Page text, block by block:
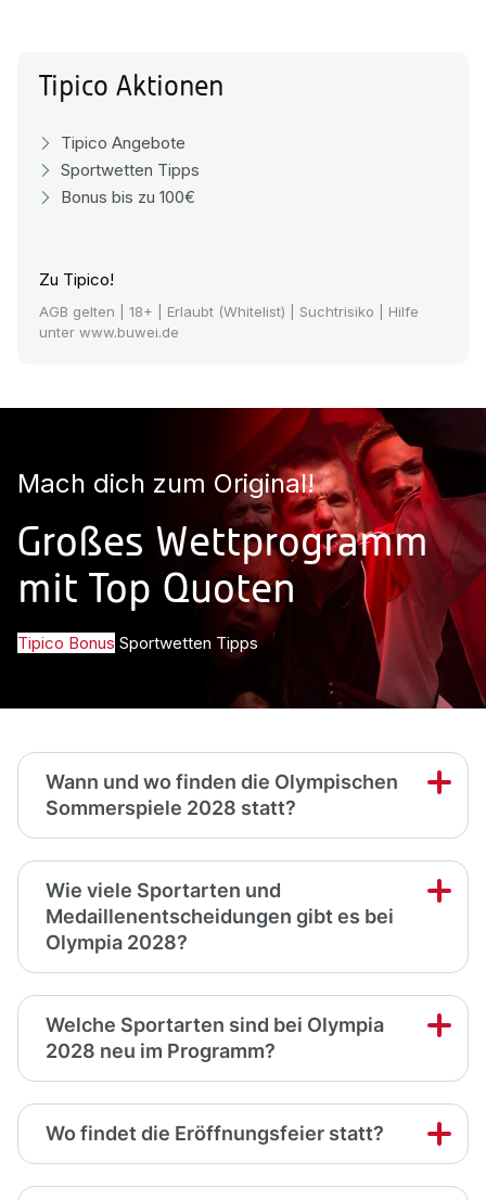
Tipico Aktionen
Tipico Angebote
Sportwetten Tipps
Bonus bis zu 100€
Zu Tipico!
AGB gelten | 18+ | Erlaubt (Whitelist) | Suchtrisiko | Hilfe
unter www.buwei.de
Mach dich zum Original!
Großes Wettprogramm
mit Top Quoten
Tipico Bonus Sportwetten Tipps
Wann und wo finden die Olympischen
Sommerspiele 2028 statt?
Wie viele Sportarten und
Medaillenentscheidungen gibt es bei
Olympia 2028?
Welche Sportarten sind bei Olympia
2028 neu im Programm?
Wo findet die Eröffnungsfeier statt?